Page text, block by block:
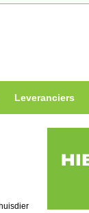
Leveranciers